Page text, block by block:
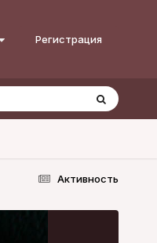
Регистрация
Активность